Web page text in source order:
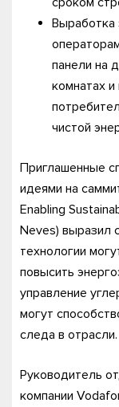
Выработка
панели на
комнатах
чистой
Приглашенные
идеями на
Enabling
Neves) выразил
технологии
повысить
управление
могут
следа в отрасли.
Руководитель
компании